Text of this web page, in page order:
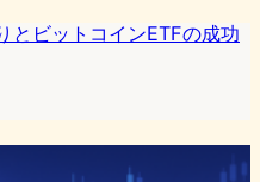
とビットコインETFの成功